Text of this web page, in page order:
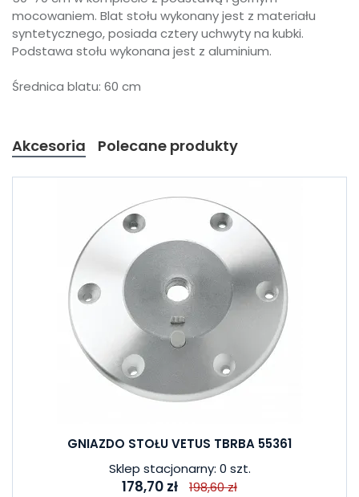
mocowaniem. Blat stołu wykonany jest z materiału
syntetycznego, posiada cztery uchwyty na kubki.
Podstawa stołu wykonana jest z aluminium.
Średnica blatu: 60 cm
Akcesoria Polecane produkty
GNIAZDO STOŁU VETUS TBRBA 55361
Sklep stacjonarny: 0 szt.
178,70 zł 198,60 zł